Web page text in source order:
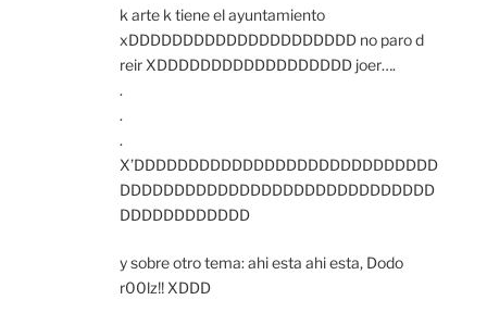
k arte k tiene el ayuntamiento
xDDDDDDDDDDDDDDDDDDDDD no paro d
reir XDDDDDDDDDDDDDDDDDD joer….
.
.
.
X’DDDDDDDDDDDDDDDDDDDDDDDDDDDD
DDDDDDDDDDDDDDDDDDDDDDDDDDDDD
DDDDDDDDDDDD
y sobre otro tema: ahi esta ahi esta, Dodo
r00lz!! XDDD